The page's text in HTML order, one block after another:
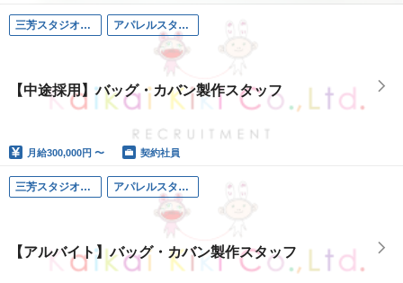
三芳スタジオ（埼玉） アパレルスタッフ
【中途採用】バッグ・カバン製作スタッフ
月給300,000円 〜 契約社員
三芳スタジオ（埼玉） アパレルスタッフ
【アルバイト】バッグ・カバン製作スタッフ